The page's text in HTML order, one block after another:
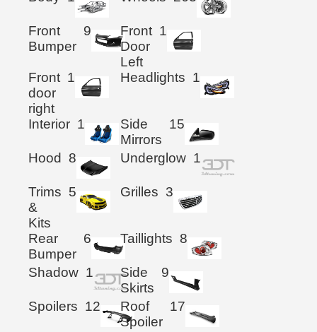
Front
Bumper
9
Front
Door
Left
1
Front
door
right
1 Headlights 1
Interior 1
Side
Mirrors
15
Hood 8 Underglow 1
Trims
&
Kits
5 Grilles 3
Rear
Bumper
6 Taillights 8
Shadow 1
Side
Skirts
9
Spoilers 12
Roof
Spoiler
17